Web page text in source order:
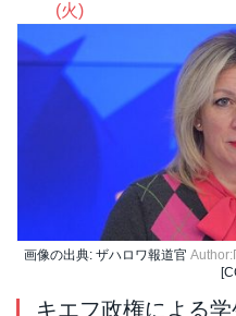
(火)
画像の出典: ザハロワ報道官
キエフ政権による